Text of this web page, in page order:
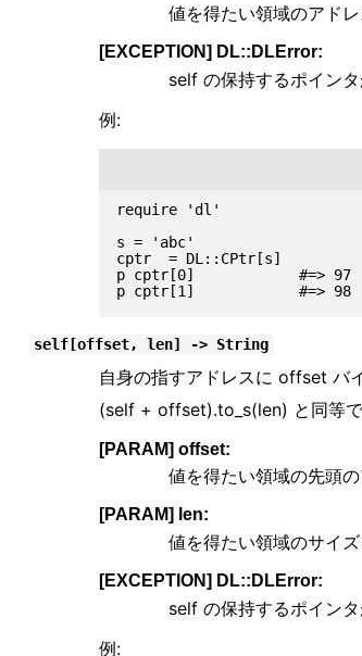
値を得たい領域のアド
[EXCEPTION] DL::DLError:
self の保持するポイン
例:
require 'dl'
s = 'abc'
cptr  = DL::CPtr[s]
p cptr[0]            #=> 97
p cptr[1]            #=> 98
self[offset, len] -> String
自身の指すアドレスに offset バ
(self + offset).to_s(len) と同等
[PARAM] offset:
値を得たい領域の先頭
[PARAM] len:
値を得たい領域のサイズ
[EXCEPTION] DL::DLError:
self の保持するポイン
例: